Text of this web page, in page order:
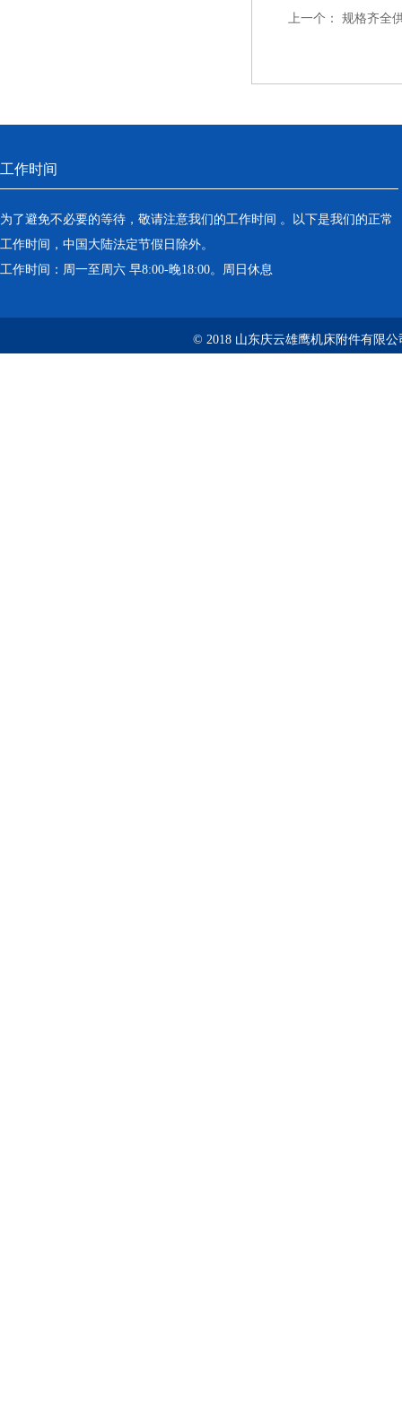
上一个： 规格齐全
工作时间
为了避免不必要的等待，敬请注意我们的工作时间 。以下是我们的正常
工作时间，中国大陆法定节假日除外。
工作时间：周一至周六 早8:00-晚18:00。周日休息
© 2018 山东庆云雄鹰机床附件有限